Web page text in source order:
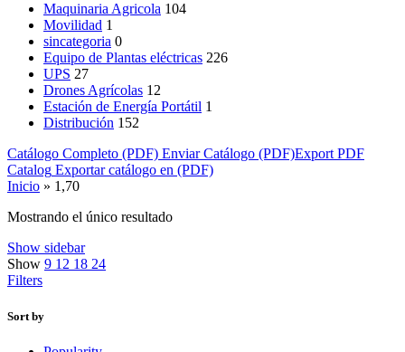
Maquinaria Agricola 104
Movilidad 1
sincategoria 0
Equipo de Plantas eléctricas 226
UPS 27
Drones Agrícolas 12
Estación de Energía Portátil 1
Distribución 152
Catálogo Completo (PDF) Enviar Catálogo (PDF)Export PDF
Catalog Exportar catálogo en (PDF)
Inicio » 1,70
Mostrando el único resultado
Show sidebar
Show 9 12 18 24
Filters
Sort by